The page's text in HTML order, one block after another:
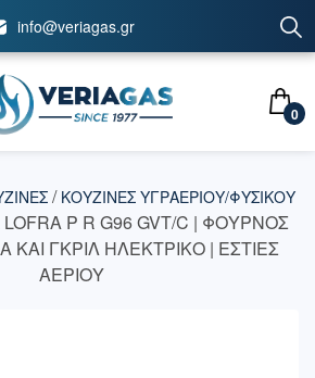
info@veriagas.gr
0
/ ΚΟΥΖΙΝΕΣ ΥΓΡΑΕΡΙΟΥ/ΦΥΣΙΚΟΥ
P R G96 GVT/C | ΦΟΥΡΝΟΣ
ΚΑΙ ΓΚΡΙΛ ΗΛΕΚΤΡΙΚΟ | ΕΣΤΙΕΣ
ΑΕΡΙΟΥ